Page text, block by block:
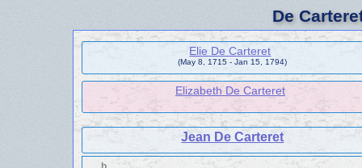
De
Elie De Carteret
(May 8, 1715 - Jan 15, 1794)
Elizabeth De Carteret
Jean De Carteret